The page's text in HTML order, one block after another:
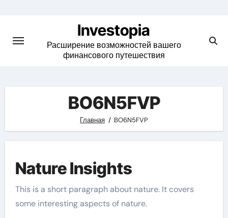
content
Investopia
Расширение возможностей вашего
финансового путешествия
BO6N5FVP
Главная BO6N5FVP
Nature Insights
This is a short paragraph about nature. It covers
some interesting aspects of nature.